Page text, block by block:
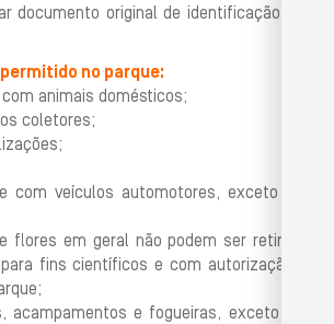
documento original de identificação com
no parque:
animais domésticos;
coletores;
com veículos automotores, exceto com
flores em geral não podem ser retiradas
fins científicos e com autorização da
acampamentos e fogueiras, exceto com